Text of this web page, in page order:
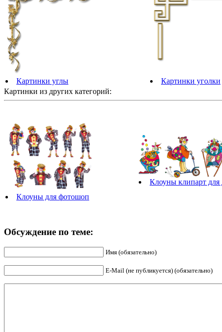
Картинки углы
Картинки уголки
Картинки из других категорий:
Клоуны для фотошоп
Клоуны клипарт для
Обсуждение по теме:
Имя (обязательно)
E-Mail (не публикуется) (обязательно)